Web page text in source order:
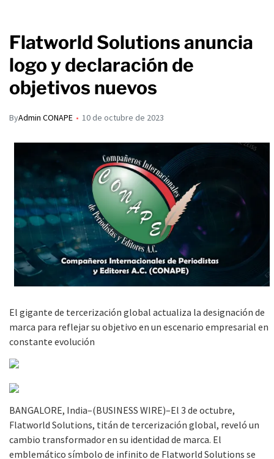
Flatworld Solutions anuncia
logo y declaración de
objetivos nuevos
ByAdmin CONAPE 10 de octubre de 2023
El gigante de tercerización global actualiza la designación de
marca para reflejar su objetivo en un escenario empresarial en
constante evolución
BANGALORE, India–(BUSINESS WIRE)–El 3 de octubre,
Flatworld Solutions, titán de tercerización global, reveló un
cambio transformador en su identidad de marca. El
emblemático símbolo de infinito de Flatworld Solutions se